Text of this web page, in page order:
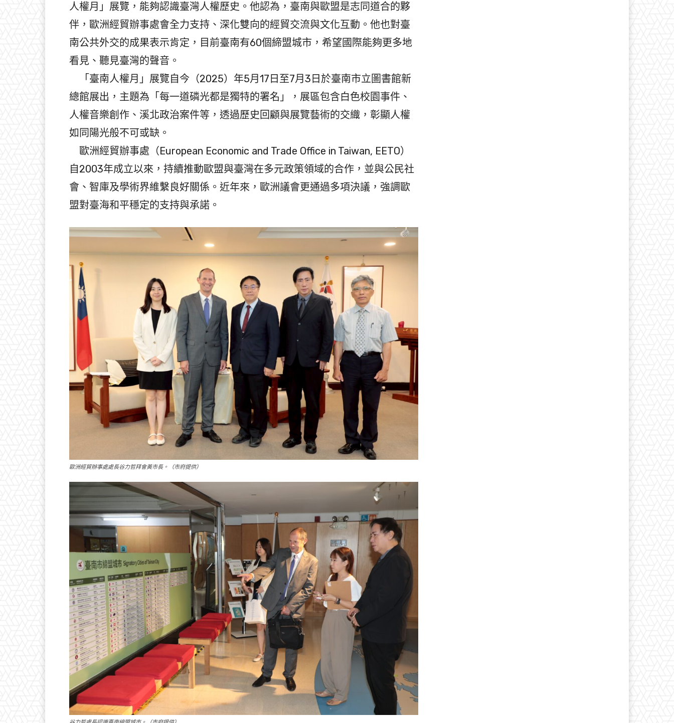
人權月」展覽，能夠認識臺灣人權歷史。他認為，臺南與歐盟是志同道合的夥
伴，歐洲經貿辦事處會全力支持、深化雙向的經貿交流與文化互動。他也對臺
南公共外交的成果表示肯定，目前臺南有60個締盟城市，希望國際能夠更多地
看見、聽見臺灣的聲音。
「臺南人權月」展覽自今（2025）年5月17日至7月3日於臺南市立圖書館新
總館展出，主題為「每一道磷光都是獨特的署名」，展區包含白色校園事件、
人權音樂創作、溪北政治案件等，透過歷史回顧與展覽藝術的交織，彰顯人權
如同陽光般不可或缺。
歐洲經貿辦事處（European Economic and Trade Office in Taiwan, EETO）
自2003年成立以來，持續推動歐盟與臺灣在多元政策領域的合作，並與公民社
會、智庫及學術界維繫良好關係。近年來，歐洲議會更通過多項決議，強調歐
盟對臺海和平穩定的支持與承諾。
歐洲經貿辦事處處長谷力哲拜會黃市長。（市府提供）